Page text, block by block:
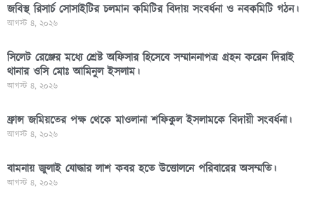
জবিস্থ রিসার্চ সোসাইটির চলমান কমিটির বিদায় সংবর্ধনা ও নবকমিটি গঠন।
আগস্ট ৪, ২০২৬
সিলেট রেঞ্জের মধ্যে শ্রেষ্ট অফিসার হিসেবে সম্মাননাপত্র গ্রহন করেন দিরাই
থানার ওসি মোঃ আমিনুল ইসলাম।
আগস্ট ৪, ২০২৬
ফ্রান্স জমিয়তের পক্ষ থেকে মাওলানা শফিকুল ইসলামকে বিদায়ী সংবর্ধনা।
আগস্ট ৪, ২০২৬
বামনায় জুলাই যোদ্ধার লাশ কবর হতে উত্তোলনে পরিবারের অসম্মতি।
আগস্ট ৪, ২০২৬